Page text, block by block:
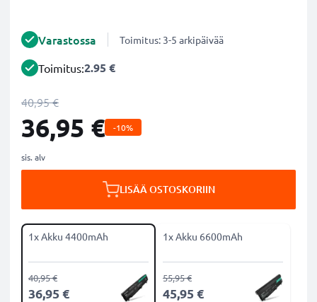
Varastossa Toimitus: 3-5 arkipäivää
Toimitus:2.95 €
40,95 €
36,95 € -10%
sis. alv
LISÄÄ OSTOSKORIIN
1x Akku 4400mAh
36,95 €
40,95 €
1x Akku 6600mAh
45,95 €
55,95 €